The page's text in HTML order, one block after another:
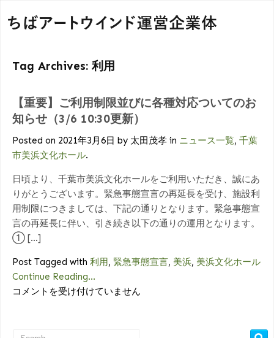
Tag Archives: 利用
【重要】ご利用制限並びに各種対応ついてのお
知らせ（3/6 10:30更新）
Posted on 2021年3月6日 by 太田茂孝 in ニュース一覧, 千葉
市美浜文化ホール.
日頃より、千葉市美浜文化ホールをご利用いただき、誠にあ
りがとうございます。緊急事態宣言の再延長を受け、施設利
用制限につきましては、下記の通りとなります。緊急事態宣
言の再延長に伴い、引き続き以下の通りの運用となります。
① […]
Post Tagged with 利用, 緊急事態宣言, 美浜, 美浜文化ホール
Continue Reading...
【重
コメントを受け付けていません